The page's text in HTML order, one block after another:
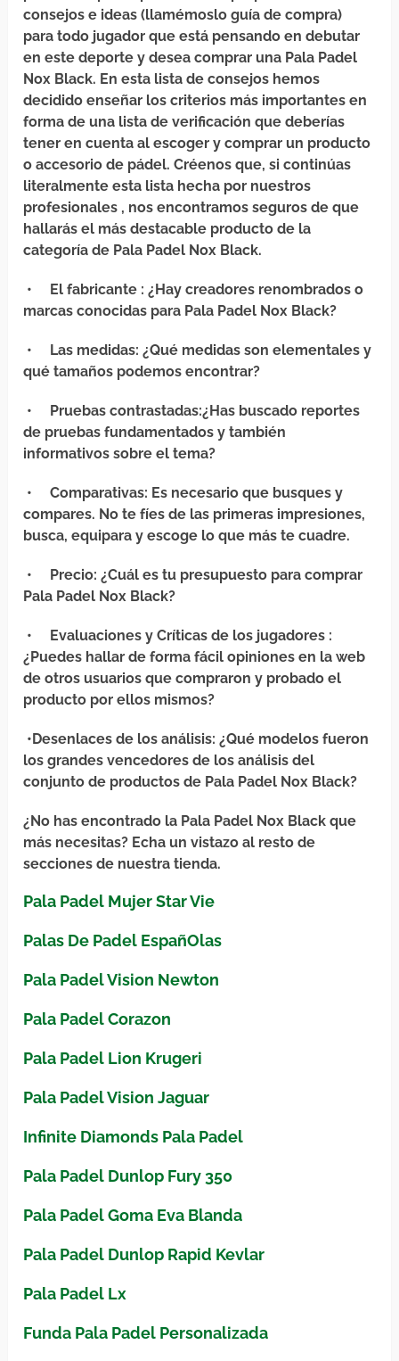
consejos e ideas (llamémoslo guía de compra)
para todo jugador que está pensando en debutar
en este deporte y desea comprar una Pala Padel
Nox Black. En esta lista de consejos hemos
decidido enseñar los criterios más importantes en
forma de una lista de verificación que deberías
tener en cuenta al escoger y comprar un producto
o accesorio de pádel. Créenos que, si continúas
literalmente esta lista hecha por nuestros
profesionales , nos encontramos seguros de que
hallarás el más destacable producto de la
categoría de Pala Padel Nox Black.
• El fabricante : ¿Hay creadores renombrados o
marcas conocidas para Pala Padel Nox Black?
• Las medidas: ¿Qué medidas son elementales y
qué tamaños podemos encontrar?
• Pruebas contrastadas:¿Has buscado reportes
de pruebas fundamentados y también
informativos sobre el tema?
•Comparativas: Es necesario que busques y
compares. No te fíes de las primeras impresiones,
busca, equipara y escoge lo que más te cuadre.
• Precio: ¿Cuál es tu presupuesto para comprar
Pala Padel Nox Black?
• Evaluaciones y Críticas de los jugadores :
¿Puedes hallar de forma fácil opiniones en la web
de otros usuarios que compraron y probado el
producto por ellos mismos?
• Desenlaces de los análisis: ¿Qué modelos fueron
los grandes vencedores de los análisis del
conjunto de productos de Pala Padel Nox Black?
¿No has encontrado la Pala Padel Nox Black que
más necesitas? Echa un vistazo al resto de
secciones de nuestra tienda.
Pala Padel Mujer Star Vie
Palas De Padel EspañOlas
Pala Padel Vision Newton
Pala Padel Corazon
Pala Padel Lion Krugeri
Pala Padel Vision Jaguar
Infinite Diamonds Pala Padel
Pala Padel Dunlop Fury 350
Pala Padel Goma Eva Blanda
Pala Padel Dunlop Rapid Kevlar
Pala Padel Lx
Funda Pala Padel Personalizada